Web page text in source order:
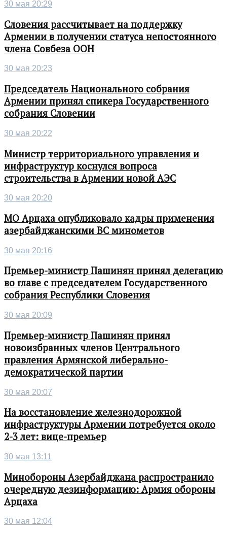
30 мая 20:29
Словения рассчитывает на поддержку
Армении в получении статуса непостоянного
члена Совбеза ООН
30 мая 20:23
Председатель Национального собрания
Армении принял спикера Государственного
собрания Словении
30 мая 20:22
Министр территориального управления и
инфраструктур коснулся вопроса
строительства в Армении новой АЭС
30 мая 20:20
МО Арцаха опубликовало кадры применения
азербайджанскими ВС минометов
30 мая 20:16
Премьер-министр Пашинян принял делегацию
во главе с председателем Государственного
собрания Республики Словения
30 мая 20:09
Премьер-министр Пашинян принял
новоизбранных членов Центрального
правления Армянской либерально-
демократической партии
30 мая 20:07
На восстановление железнодорожной
инфраструктуры Армении потребуется около
2-3 лет: вице-премьер
30 мая 13:11
Минобороны Азербайджана распространило
очередную дезинформацию: Армия обороны
Арцаха
30 мая 12:04